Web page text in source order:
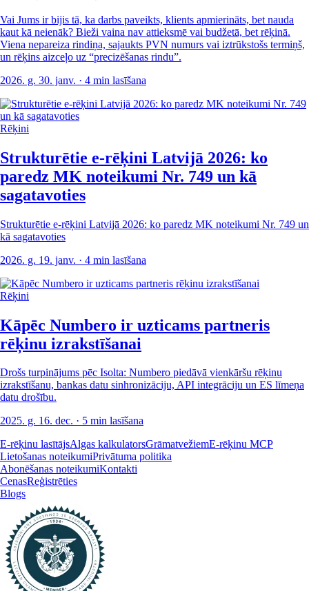
Vai Jums ir bijis tā, ka darbs paveikts, klients apmierināts, bet nauda
kaut kā neienāk? Bieži vaina nav attieksmē vai budžetā, bet rēķinā.
Viena nepareiza rindiņa, sajaukts PVN numurs vai iztrūkstošs termiņš,
un rēķins aizceļo uz “precizēšanas rindu”.
2026. g. 30. janv. · 4 min lasīšana
Rēķini
Strukturētie e-rēķini Latvijā 2026: ko
paredz MK noteikumi Nr. 749 un kā
sagatavoties
Strukturētie e-rēķini Latvijā 2026: ko paredz MK noteikumi Nr. 749 un
kā sagatavoties
2026. g. 19. janv. · 4 min lasīšana
Rēķini
Kāpēc Numbero ir uzticams partneris
rēķinu izrakstīšanai
Drošs turpinājums pēc Isolta: Numbero piedāvā vienkāršu rēķinu
izrakstīšanu, bankas datu sinhronizāciju, API integrāciju un ES līmeņa
datu drošību.
2025. g. 16. dec. · 5 min lasīšana
E-rēķinu lasītājsAlgas kalkulatorsGrāmatvežiemE-rēķinu MCP
Lietošanas noteikumiPrivātuma politika
Abonēšanas noteikumiKontakti
CenasReģistrēties
Blogs